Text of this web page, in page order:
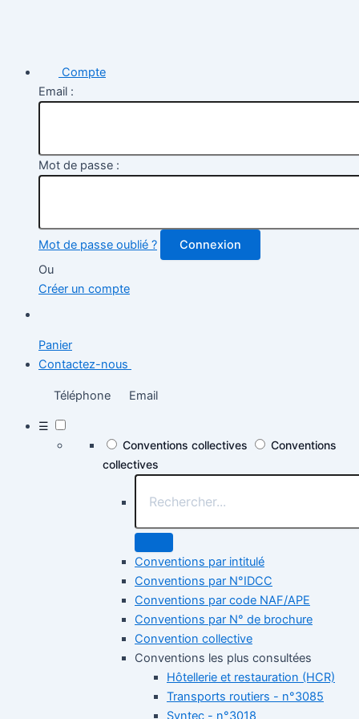
Compte
Email :
Mot de passe :
Mot de passe oublié ?
Connexion
Ou
Créer un compte
Panier
Contactez-nous
Téléphone Email
☰
Conventions collectives
Conventions
collectives
Conventions par intitulé
Conventions par N°IDCC
Conventions par code NAF/APE
Conventions par N° de brochure
Convention collective
Conventions les plus consultées
Hôtellerie et restauration (HCR)
Transports routiers - n°3085
Syntec - n°3018